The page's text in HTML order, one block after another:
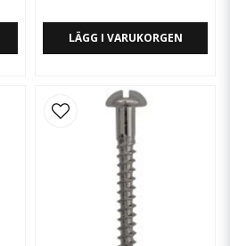
LÄGG I VARUKORGEN